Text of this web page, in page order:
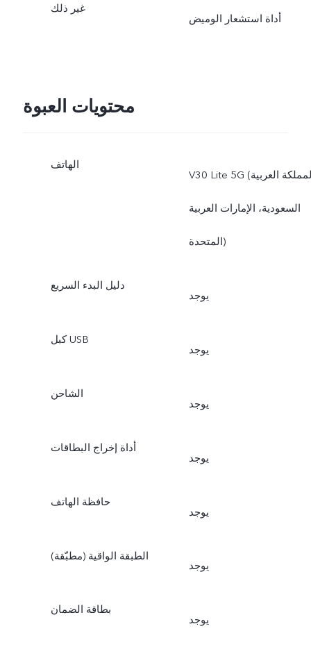
غير ذلك
أداة استشعار الوميض
محتويات العبوة
الهاتف
V30 Lite 5G (المملكة العربية
السعودية، الإمارات العربية
المتحدة)
دليل البدء السريع
يوجد
كبل USB
يوجد
الشاحن
يوجد
أداة إخراج البطاقات
يوجد
حافظة الهاتف
يوجد
الطبقة الواقية (مطبّقة)
يوجد
بطاقة الضمان
يوجد